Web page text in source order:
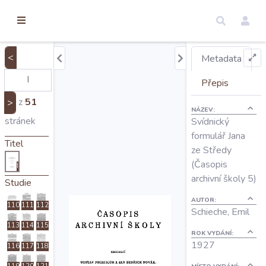
Úvod
Edice
Mapy
<
> z 51
stránek
Titel
I
Studie
110 111 112
113 114 115
116 117 118
Metadata
Přepis
NÁZEV:
Svídnický
formulář Jana
ze Středy
(Časopis
archivní školy 5)
AUTOR:
Schieche, Emil
ROK VYDÁNÍ:
1927